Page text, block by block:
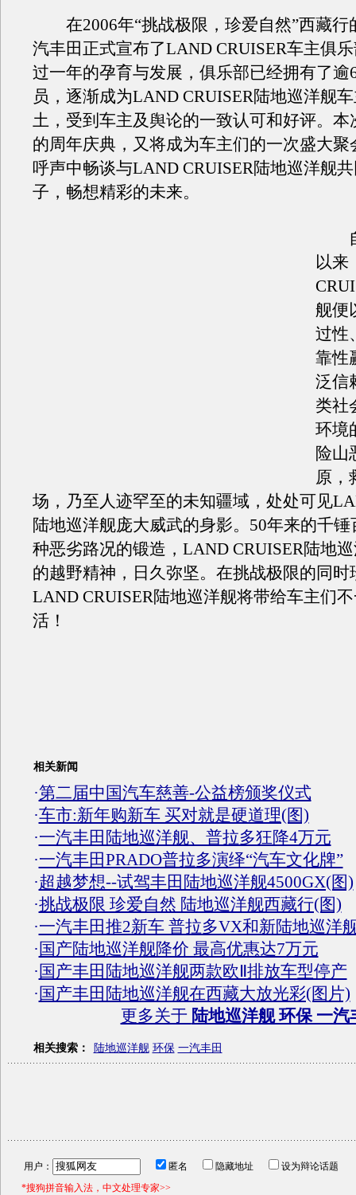
在2006年“挑战极限，珍爱自然”西藏行
汽丰田正式宣布了LAND CRUISER车主俱
过一年的孕育与发展，俱乐部已经拥有了逾
员，逐渐成为LAND CRUISER陆地巡洋舰
土，受到车主及舆论的一致认可和好评。本
的周年庆典，又将成为车主们的一次盛大聚
呼声中畅谈与LAND CRUISER陆地巡洋舰
子，畅想精彩的未来。
自
以来
舰便
过性
靠性
泛信
类社
环境
险山
原，
场，乃至人迹罕至的未知疆域，处处可见
陆地巡洋舰庞大威武的身影。50年来的千
种恶劣路况的锻造，LAND CRUISER陆地
的越野精神，日久弥坚。在挑战极限的同时
LAND CRUISER陆地巡洋舰将带给车主们
活！
相关新闻
·第二届中国汽车慈善-公益榜颁奖仪式
·车市:新年购新车 买对就是硬道理(图)
·一汽丰田陆地巡洋舰、普拉多狂降4万元
·一汽丰田PRADO普拉多演绎“汽车文化牌”
·超越梦想--试驾丰田陆地巡洋舰4500GX(图)
·挑战极限 珍爱自然 陆地巡洋舰西藏行(图)
·一汽丰田推2新车 普拉多VX和新陆地巡洋
· 国产陆地巡洋舰降价 最高优惠达7万元
· 国产丰田陆地巡洋舰两款欧Ⅱ排放车型停产
· 国产丰田陆地巡洋舰在西藏大放光彩(图片)
更多关于 陆地巡洋舰 环保 一汽
相关搜索： 陆地巡洋舰 环保 一汽丰田
用户： 匿名 隐藏地址
设为辩论话题
*搜狗拼音输入法，中文处理专家>>